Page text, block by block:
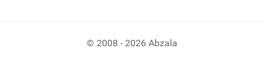
© 2008 - 2026 Abzala